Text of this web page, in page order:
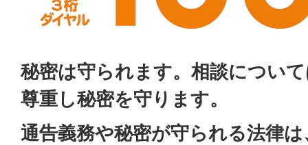
秘密は守られます。相談につい
尊重し秘密を守ります。
通告義務や秘密が守られる法律